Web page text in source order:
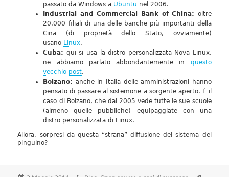
passato da Windows a Ubuntu nel 2006.
Industrial and Commercial Bank of China: oltre
20.000 filiali di una delle banche più importanti della
Cina (di proprietà dello Stato, ovviamente)
usano Linux.
Cuba: qui si usa la distro personalizzata Nova Linux,
ne abbiamo parlato abbondantemente in
questo
vecchio post.
Bolzano: anche in Italia delle amministrazioni hanno
pensato di passare al sistemone a sorgente aperto. È il
caso di Bolzano, che dal 2005 vede tutte le sue scuole
(almeno quelle pubbliche) equipaggiate con una
distro personalizzata di Linux.
Allora, sorpresi da questa “strana” diffusione del sistema del
pinguino?